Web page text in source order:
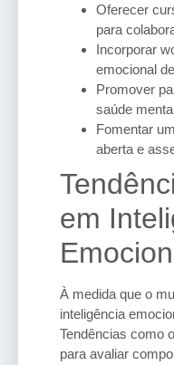
Oferecer
para
Incorporar
emocional
Promover
saúde
Fomentar
aberta e
em
À medida que o
inteligência
Tendências como
para avaliar